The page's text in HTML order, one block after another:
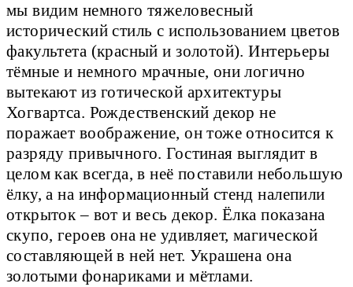
мы видим немного тяжеловесный
исторический стиль с использованием цветов
факультета (красный и золотой). Интерьеры
тёмные и немного мрачные, они логично
вытекают из готической архитектуры
Хогвартса. Рождественский декор не
поражает воображение, он тоже относится к
разряду привычного. Гостиная выглядит в
целом как всегда, в неё поставили небольшую
ёлку, а на информационный стенд налепили
открыток – вот и весь декор. Ёлка показана
скупо, героев она не удивляет, магической
составляющей в ней нет. Украшена она
золотыми фонариками и мётлами.